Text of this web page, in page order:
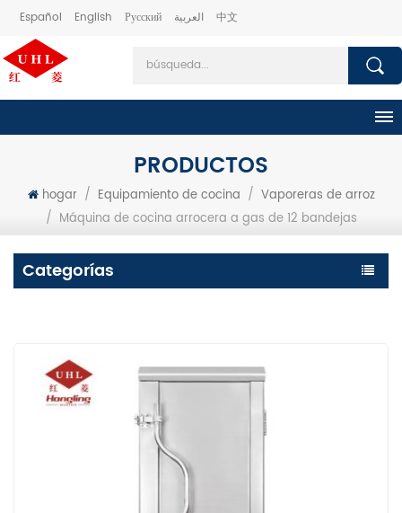
Español English Русский العربية 中文
PRODUCTOS
hogar / Equipamiento de cocina / Vaporeras de arroz
/ Máquina de cocina arrocera a gas de 12 bandejas
Categorías